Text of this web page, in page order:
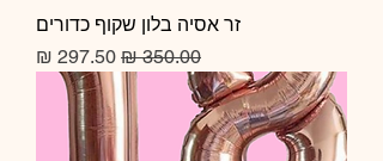
זר אסיה בלון שקוף כדורים
מחיר רגיל מחיר מבצע